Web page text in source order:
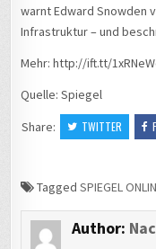
warnt Edward Snowden
Infrastruktur – und
Mehr: http://ift.tt/
Quelle: Spiegel
Share:
TWITTER
TaggedSPIEGEL
Author: